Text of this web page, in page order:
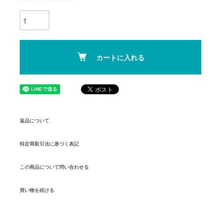
カートに入れる
返品について
特定商取引法に基づく表記
この商品について問い合わせる
買い物を続ける